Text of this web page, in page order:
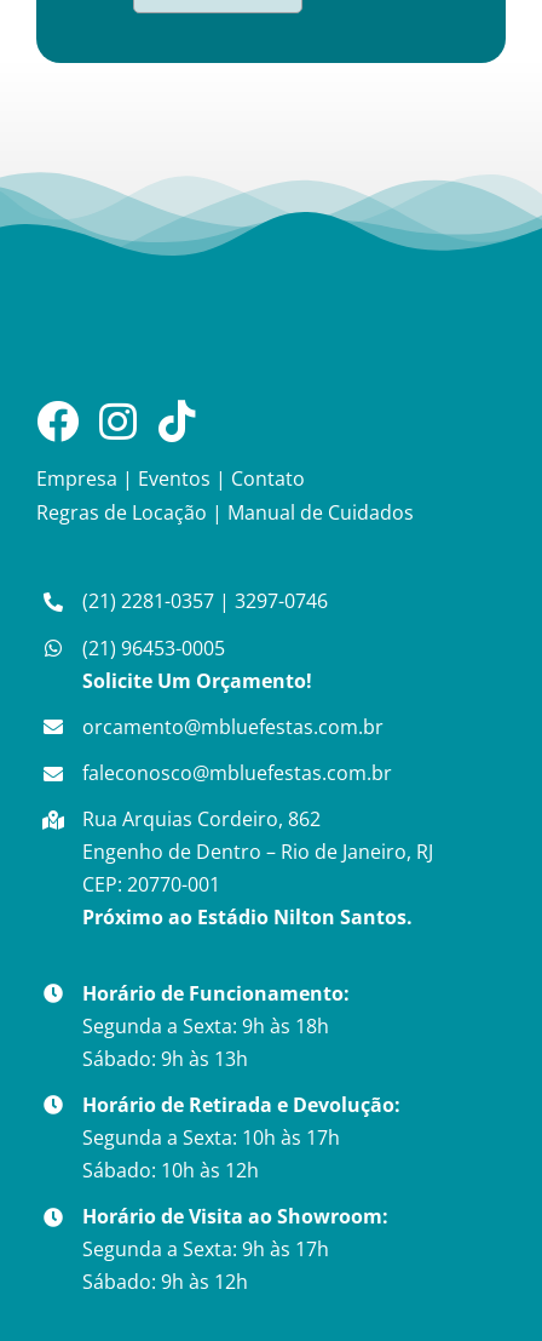
Empresa | Eventos | Contato
Regras de Locação | Manual de Cuidados
(21) 2281-0357 |3297-0746
(21) 96453-0005
Solicite Um Orçamento!
orcamento@mbluefestas.com.br
faleconosco@mbluefestas.com.br
Rua Arquias Cordeiro, 862
Engenho de Dentro – Rio de Janeiro, RJ
CEP: 20770-001
Próximo ao Estádio Nilton Santos.
Horário de Funcionamento:
Segunda a Sexta: 9h às 18h
Sábado: 9h às 13h
Horário de Retirada e Devolução:
Segunda a Sexta: 10h às 17h
Sábado: 10h às 12h
Horário de Visita ao Showroom:
Segunda a Sexta: 9h às 17h
Sábado: 9h às 12h